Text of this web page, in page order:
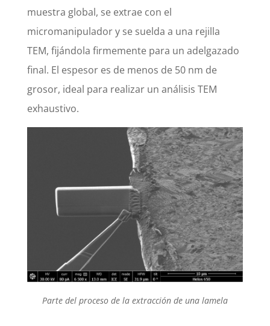
muestra global, se extrae con el
micromanipulador y se suelda a una rejilla
TEM, fijándola firmemente para un adelgazado
final. El espesor es de menos de 50 nm de
grosor, ideal para realizar un análisis TEM
exhaustivo.
Parte del proceso de la extracción de una lamela